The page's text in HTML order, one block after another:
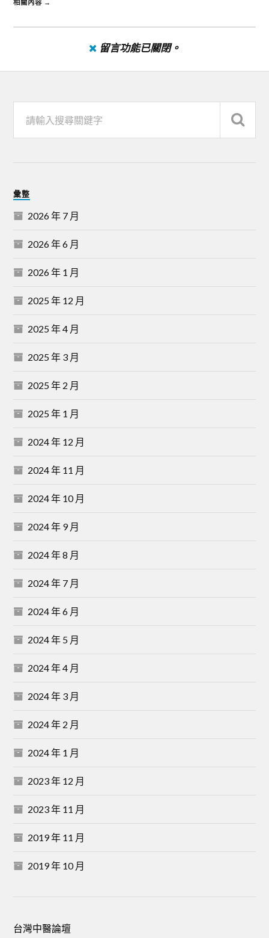
相關內容 →
留言功能已關閉。
彙整
2026 年 7 月
2026 年 6 月
2026 年 1 月
2025 年 12 月
2025 年 4 月
2025 年 3 月
2025 年 2 月
2025 年 1 月
2024 年 12 月
2024 年 11 月
2024 年 10 月
2024 年 9 月
2024 年 8 月
2024 年 7 月
2024 年 6 月
2024 年 5 月
2024 年 4 月
2024 年 3 月
2024 年 2 月
2024 年 1 月
2023 年 12 月
2023 年 11 月
2019 年 11 月
2019 年 10 月
台灣中醫論壇